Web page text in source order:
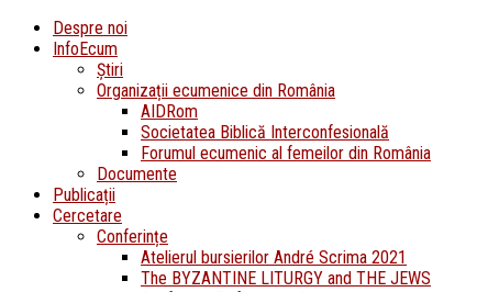
Despre noi
InfoEcum
Știri
Organizații ecumenice din România
AIDRom
Societatea Biblică Interconfesională
Forumul ecumenic al femeilor din România
Documente
Publicații
Cercetare
Conferințe
Atelierul bursierilor André Scrima 2021
The BYZANTINE LITURGY and THE JEWS